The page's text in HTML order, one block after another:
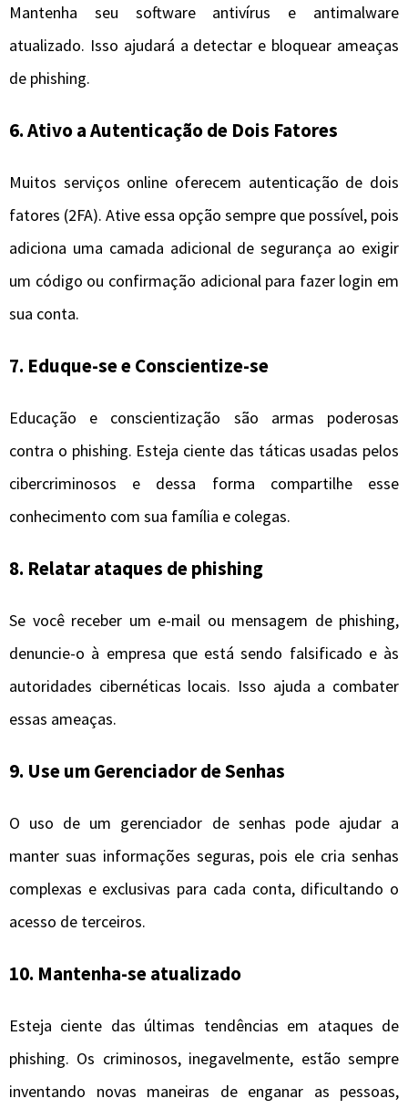
Mantenha seu software antivírus e antimalware
atualizado. Isso ajudará a detectar e bloquear ameaças
de phishing.
6. Ativo a Autenticação de Dois Fatores
Muitos serviços online oferecem autenticação de dois
fatores (2FA). Ative essa opção sempre que possível, pois
adiciona uma camada adicional de segurança ao exigir
um código ou confirmação adicional para fazer login em
sua conta.
7. Eduque-se e Conscientize-se
Educação e conscientização são armas poderosas
contra o phishing. Esteja ciente das táticas usadas pelos
cibercriminosos e dessa forma compartilhe esse
conhecimento com sua família e colegas.
8. Relatar ataques de phishing
Se você receber um e-mail ou mensagem de phishing,
denuncie-o à empresa que está sendo falsificado e às
autoridades cibernéticas locais. Isso ajuda a combater
essas ameaças.
9. Use um Gerenciador de Senhas
O uso de um gerenciador de senhas pode ajudar a
manter suas informações seguras, pois ele cria senhas
complexas e exclusivas para cada conta, dificultando o
acesso de terceiros.
10. Mantenha-se atualizado
Esteja ciente das últimas tendências em ataques de
phishing. Os criminosos, inegavelmente, estão sempre
inventando novas maneiras de enganar as pessoas,